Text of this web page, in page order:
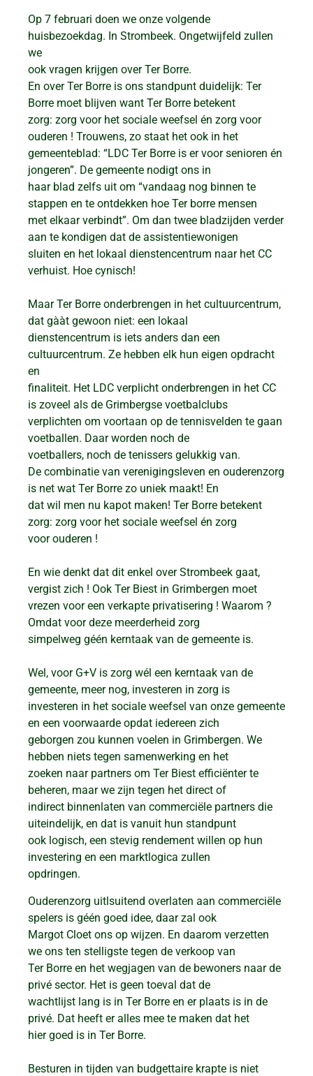
Op 7 februari doen we onze volgende
huisbezoekdag. In Strombeek. Ongetwijfeld zullen
we
ook vragen krijgen over Ter Borre.
En over Ter Borre is ons standpunt duidelijk: Ter
Borre moet blijven want Ter Borre betekent
zorg: zorg voor het sociale weefsel én zorg voor
ouderen ! Trouwens, zo staat het ook in het
gemeenteblad: “LDC Ter Borre is er voor senioren én
jongeren”. De gemeente nodigt ons in
haar blad zelfs uit om “vandaag nog binnen te
stappen en te ontdekken hoe Ter borre mensen
met elkaar verbindt”. Om dan twee bladzijden verder
aan te kondigen dat de assistentiewonigen
sluiten en het lokaal dienstencentrum naar het CC
verhuist. Hoe cynisch!
Maar Ter Borre onderbrengen in het cultuurcentrum,
dat gààt gewoon niet: een lokaal
dienstencentrum is iets anders dan een
cultuurcentrum. Ze hebben elk hun eigen opdracht
en
finaliteit. Het LDC verplicht onderbrengen in het CC
is zoveel als de Grimbergse voetbalclubs
verplichten om voortaan op de tennisvelden te gaan
voetballen. Daar worden noch de
voetballers, noch de tenissers gelukkig van.
De combinatie van verenigingsleven en ouderenzorg
is net wat Ter Borre zo uniek maakt! En
dat wil men nu kapot maken! Ter Borre betekent
zorg: zorg voor het sociale weefsel én zorg
voor ouderen !
En wie denkt dat dit enkel over Strombeek gaat,
vergist zich ! Ook Ter Biest in Grimbergen moet
vrezen voor een verkapte privatisering ! Waarom ?
Omdat voor deze meerderheid zorg
simpelweg géén kerntaak van de gemeente is.
Wel, voor G+V is zorg wél een kerntaak van de
gemeente, meer nog, investeren in zorg is
investeren in het sociale weefsel van onze gemeente
en een voorwaarde opdat iedereen zich
geborgen zou kunnen voelen in Grimbergen. We
hebben niets tegen samenwerking en het
zoeken naar partners om Ter Biest efficiënter te
beheren, maar we zijn tegen het direct of
indirect binnenlaten van commerciële partners die
uiteindelijk, en dat is vanuit hun standpunt
ook logisch, een stevig rendement willen op hun
investering en een marktlogica zullen
opdringen.
Ouderenzorg uitlsuitend overlaten aan commerciële
spelers is géén goed idee, daar zal ook
Margot Cloet ons op wijzen. En daarom verzetten
we ons ten stelligste tegen de verkoop van
Ter Borre en het wegjagen van de bewoners naar de
privé sector. Het is geen toeval dat de
wachtlijst lang is in Ter Borre en er plaats is in de
privé. Dat heeft er alles mee te maken dat het
hier goed is in Ter Borre.
Besturen in tijden van budgettaire krapte is niet